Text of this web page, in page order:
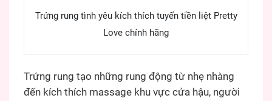
Trứng rung tình yêu kích thích tuyến tiền liệt Pretty
Love chính hãng
Trứng rung tạo những rung động từ nhẹ nhàng
đến kích thích massage khu vực cửa hậu, người